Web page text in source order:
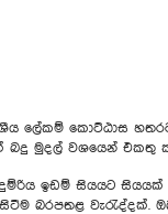
ලේකම් කොට්ඨාස
මුදල් වශයෙන් එකතු
දුම්රිය ඉඩම් සියයට
බරපතළ